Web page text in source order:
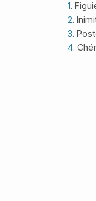
1.
2.
3.
4.